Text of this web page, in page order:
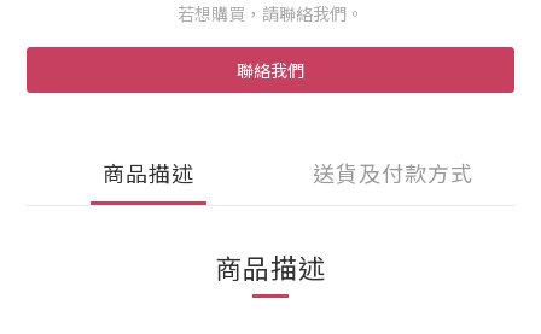
若想購買，請聯絡我們。
聯絡我們
商品描述 送貨及付款方式
商品描述